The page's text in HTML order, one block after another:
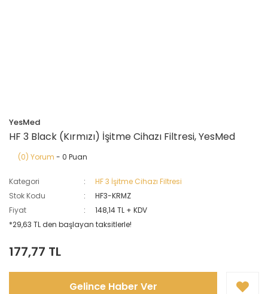
YesMed
HF 3 Black (Kırmızı) İşitme Cihazı Filtresi, YesMed
(0) Yorum - 0 Puan
Kategori
HF 3 İşitme Cihazı Filtresi
Stok Kodu
HF3-KRMZ
Fiyat
148,14 TL + KDV
*29,63 TL den başlayan taksitlerle!
177,77 TL
Gelince Haber Ver